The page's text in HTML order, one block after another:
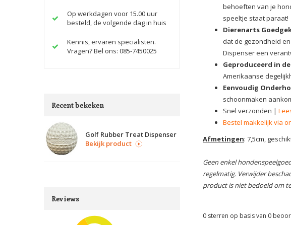
Op werkdagen voor 15.00 uur
besteld, de volgende dag in huis
Kennis, ervaren specialisten.
Vragen? Bel ons: 085-7450025
Recent bekeken
Golf Rubber Treat Dispenser
Bekijk product
Reviews
behoeften van je
speeltje staat paraat!
Dierenarts
dat de gezondheid
Dispenser een
Geproduceerd in de
Amerikaanse
Eenvoudig
schoonmaken
Snel verzonden |
Bestel makkelijk via
Afmetingen: 7,5cm,
Geen enkel
regelmatig. Verwijder
product is niet bedoeld om
0 sterren op basis van 0